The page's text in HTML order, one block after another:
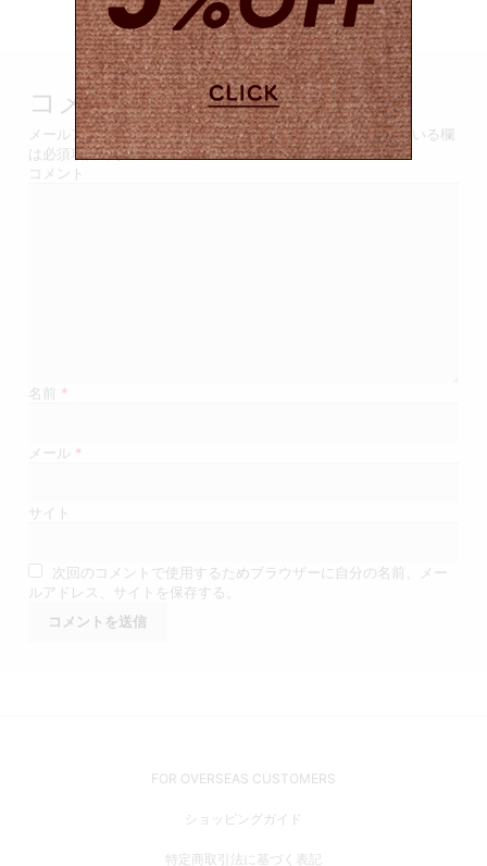
ー
シ
ョ
コメントを残す
メールアドレスが公開されることはありません。 *が付いている欄
は必須項目です
コメント
名前 *
メール *
サイト
次回のコメントで使用するためブラウザーに自分の名前、メー
ルアドレス、サイトを保存する。
FOR OVERSEAS CUSTOMERS
ショッピングガイド
特定商取引法に基づく表記